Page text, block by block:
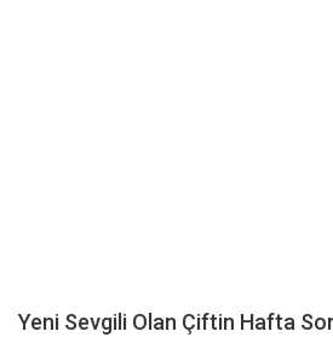
Yeni Sevgili Olan Çiftin Hafta